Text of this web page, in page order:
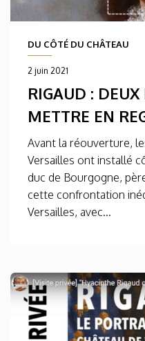
DU CÔTÉ DU CHÂTEAU
2 juin 2021
RIGAUD :
METTRE EN
Avant la réouverture,
Versailles ont installé
duc de Bourgogne,
cette confrontation
Versailles, avec...